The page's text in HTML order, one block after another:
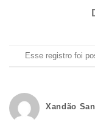
Esse registro foi
Xandão